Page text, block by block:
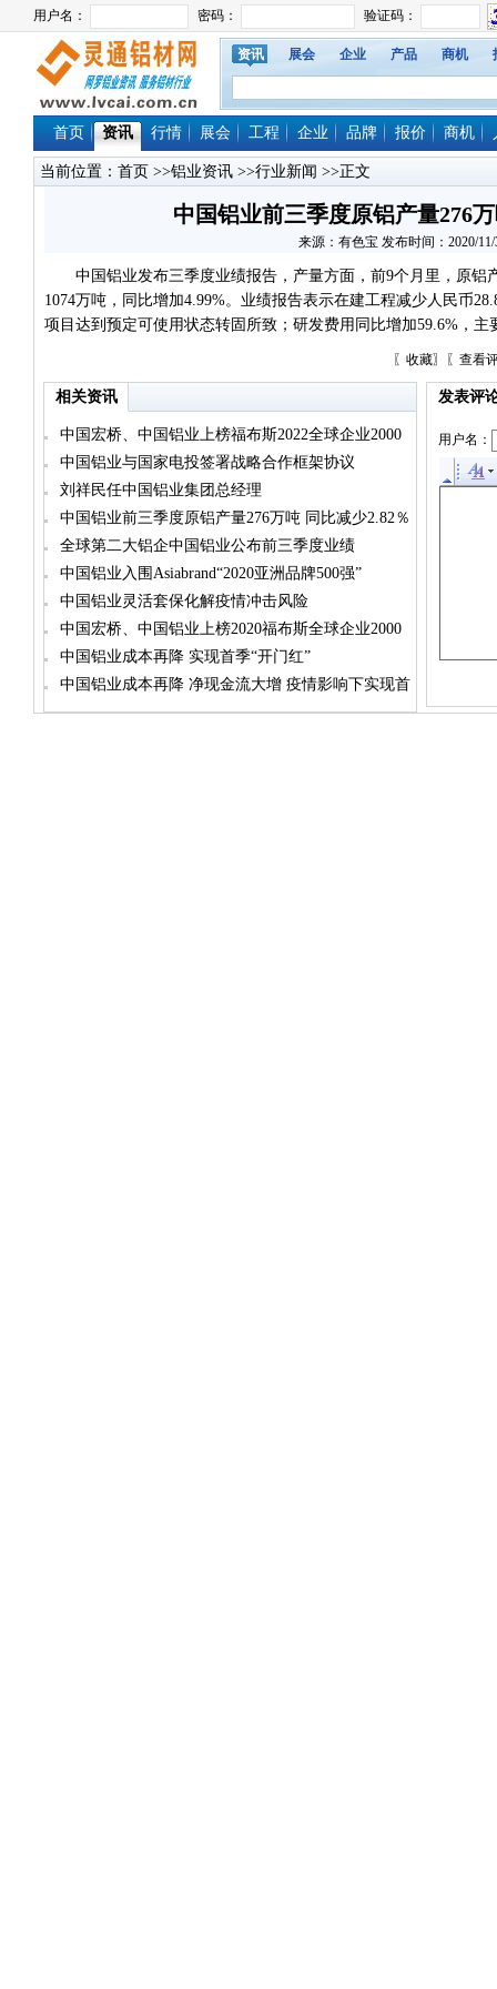
资讯 展会 企业 产品 商机
首页 资讯 行情 展会 工程 企业 品牌 报价 商机
当前位置： 首页 >>铝业资讯 >>行业新闻 >>正文
中国铝业前三季度原铝产量276
来源：有色宝 发布时间：2020/11/
中国铝业发布三季度业绩报告，产量方面，前9个月里，原铝
1074万吨，同比增加4.99%。业绩报告表示在建工程减少人民币
项目达到预定可使用状态转固所致；研发费用同比增加59.6%，
〖 收藏〗〖 查看
相关资讯
中国宏桥、中国铝业上榜福布斯2022全球企业2000
中国铝业与国家电投签署战略合作框架协议
刘祥民任中国铝业集团总经理
中国铝业前三季度原铝产量276万吨 同比减少2.82％
全球第二大铝企中国铝业公布前三季度业绩
中国铝业入围Asiabrand“2020亚洲品牌500强”
中国铝业灵活套保化解疫情冲击风险
中国宏桥、中国铝业上榜2020福布斯全球企业2000
中国铝业成本再降 实现首季“开门红”
中国铝业成本再降 净现金流大增 疫情影响下实现首
季“开门红”
发表评
用户名：